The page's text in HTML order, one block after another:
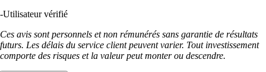
-Utilisateur vérifié
Ces avis sont personnels et non rémunérés sans garantie de résultats
futurs. Les délais du service client peuvent varier. Tout investissement
comporte des risques et la valeur peut monter ou descendre.